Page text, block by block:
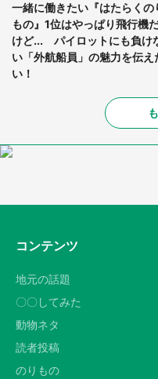
一緒に働きたい『はたらくの
もの』1位はやっぱり飛行機
けど... パイロットにも負け
い「外航船員」の魅力を伝え
い！
コンテンツ
地元の話題
〇〇してみた
動物ネタ
読者投稿
のりもの